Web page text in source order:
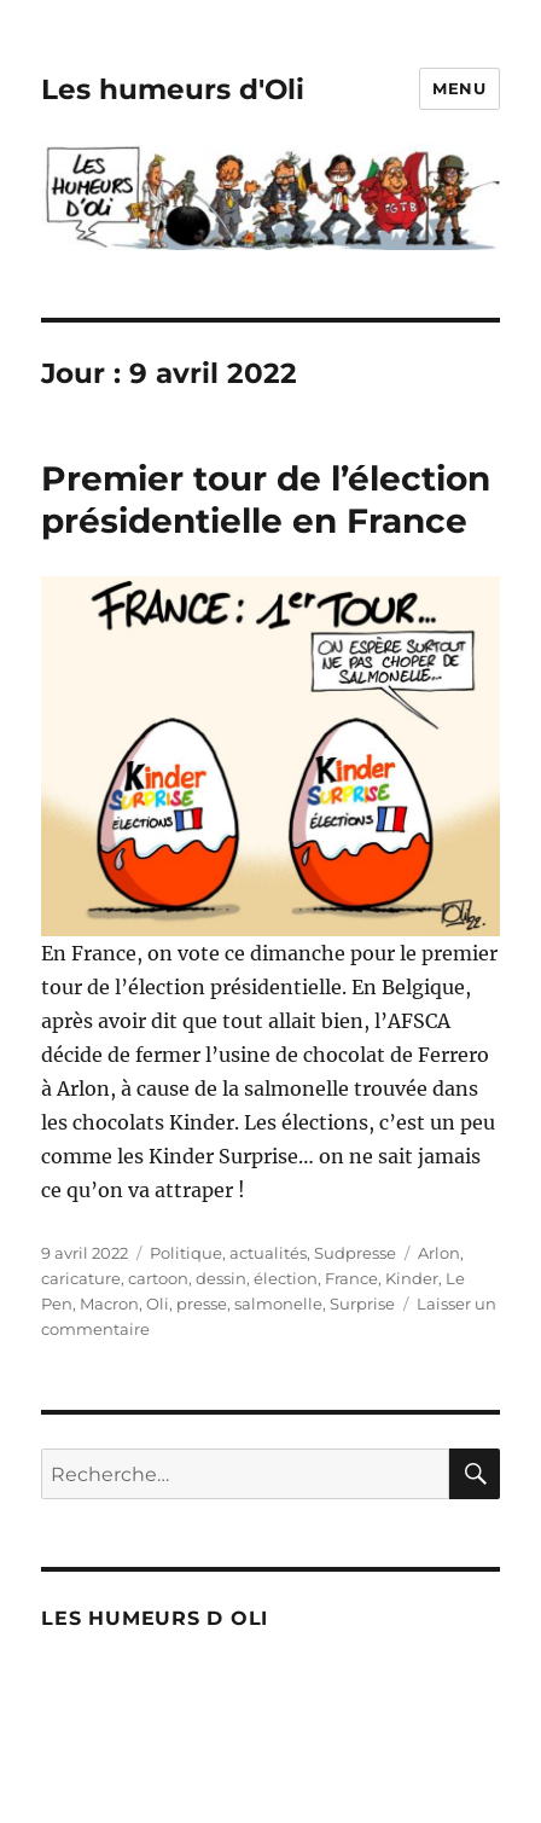
Les humeurs d'Oli MENU
Jour :9 avril 2022
Premier tour de l’élection
présidentielle en France
En France, on vote ce dimanche pour le premier
tour de l’élection présidentielle. En Belgique,
après avoir dit que tout allait bien, l’AFSCA
décide de fermer l’usine de chocolat de Ferrero
à Arlon, à cause de la salmonelle trouvée dans
les chocolats Kinder. Les élections, c’est un peu
comme les Kinder Surprise… on ne sait jamais
ce qu’on va attraper !
Publié
le
9 avril 2022 Catégories
Politique, actualités,Sudpresse Étiquettes
Arlon,
caricature,cartoon,dessin,élection, France, Kinder, Le
Pen, Macron,Oli, presse,salmonelle,Surprise
Laisser un
commentairesur
présidentielle
en
France
Recherche
pour :
LES HUMEURS D OLI